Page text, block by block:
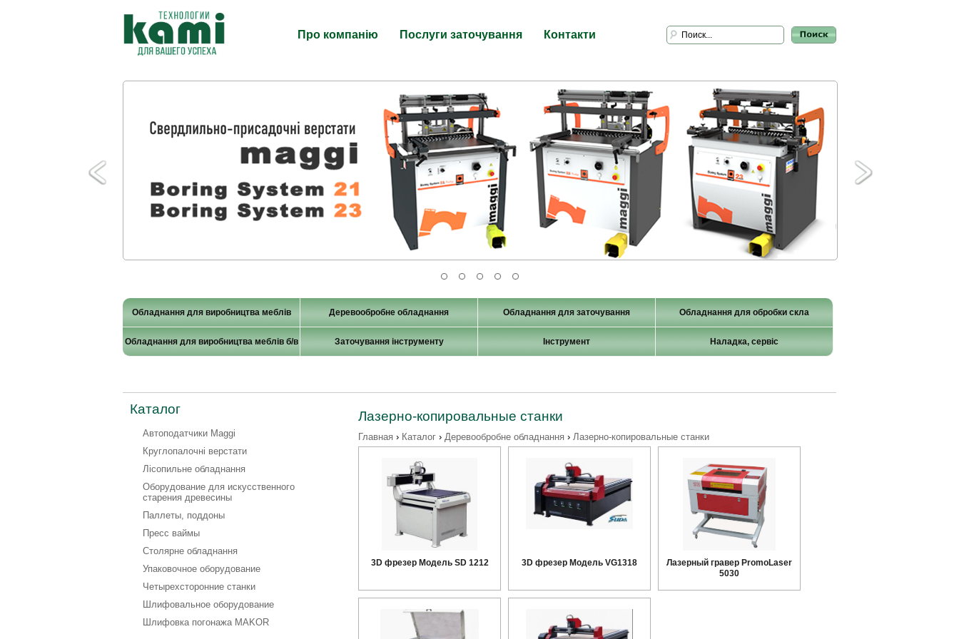
Про компанію Послуги заточування Контакти
Обладнання для виробництва меблів Деревообробне обладнання Обладнання для заточування Обладнання для обробки скла
Обладнання для виробництва меблів б/в Заточування інструменту Інструмент Наладка, сервіс
Каталог
Автоподатчики Maggi
Круглопалочні верстати
Лісопильне обладнання
Оборудование для искусственного
старения древесины
Паллеты, поддоны
Пресс ваймы
Столярне обладнання
Упаковочное оборудование
Четырехсторонние станки
Шлифовальное оборудование
Шлифовка погонажа MAKOR
Лазерно-копировальные станки
Главная › Каталог › Деревообробне обладнання › Лазерно-копировальные станки
3D фрезер Модель SD 1212 3D фрезер Модель VG1318
Лазерный гравер PromoLaser
5030